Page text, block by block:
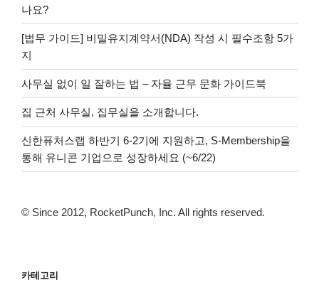
나요?
[법무 가이드] 비밀유지계약서(NDA) 작성 시 필수조항 5가
지
사무실 없이 일 잘하는 법 – 자율 근무 문화 가이드북
집 근처 사무실, 집무실을 소개합니다.
신한퓨처스랩 하반기 6-2기에 지원하고, S-Membership을
통해 유니콘 기업으로 성장하세요 (~6/22)
© Since 2012, RocketPunch, Inc. All rights reserved.
카테고리